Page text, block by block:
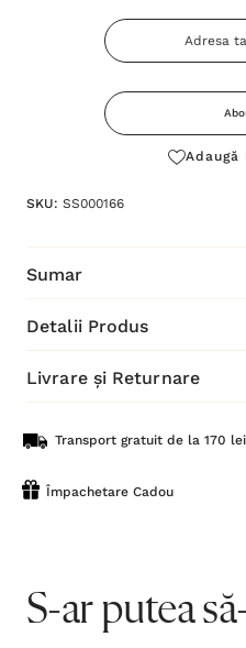
Adaugă
SKU: SS000166
Sumar
Detalii Produs
Livrare și Returnare
Transport gratuit de la 170 lei
Împachetare Cadou
S-ar putea